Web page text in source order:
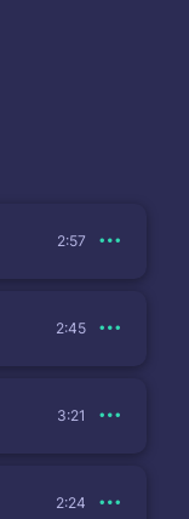
2:57
2:45
3:21
2:24